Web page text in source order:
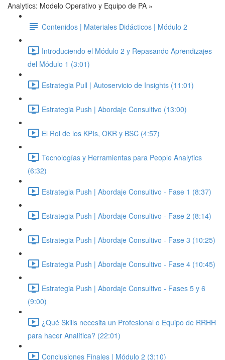
Analytics: Modelo Operativo y Equipo de PA »
Contenidos | Materiales Didácticos | Módulo 2
Introduciendo el Módulo 2 y Repasando Aprendizajes
del Módulo 1 (3:01)
Estrategia Pull | Autoservicio de Insights (11:01)
Estrategia Push | Abordaje Consultivo (13:00)
El Rol de los KPIs, OKR y BSC (4:57)
Tecnologías y Herramientas para People Analytics
(6:32)
Estrategia Push | Abordaje Consultivo - Fase 1 (8:37)
Estrategia Push | Abordaje Consultivo - Fase 2 (8:14)
Estrategia Push | Abordaje Consultivo - Fase 3 (10:25)
Estrategia Push | Abordaje Consultivo - Fase 4 (10:45)
Estrategia Push | Abordaje Consultivo - Fases 5 y 6
(9:00)
¿Qué Skills necesita un Profesional o Equipo de RRHH
para hacer Analítica? (22:01)
Conclusiones Finales | Módulo 2 (3:10)